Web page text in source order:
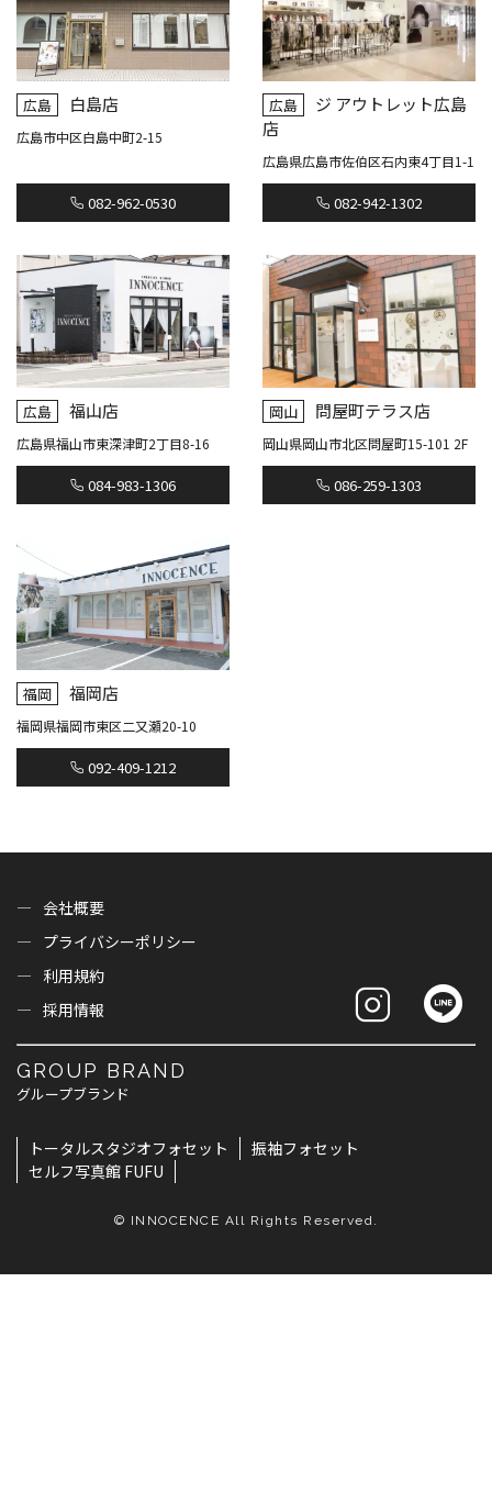
広島 白島店
広島市中区白島中町2-15
082-962-0530
広島
ジ アウトレット広島
店
広島県広島市佐伯区石内東4丁目1-1
082-942-1302
広島 福山店
広島県福山市東深津町2丁目8-16
084-983-1306
岡山 問屋町テラス店
岡山県岡山市北区問屋町15-101 2F
086-259-1303
福岡 福岡店
福岡県福岡市東区二又瀬20-10
092-409-1212
会社概要
プライバシーポリシー
利用規約
採用情報
GROUP BRAND
グループブランド
トータルスタジオフォセット
振袖フォセット
セルフ写真館 FUFU
© INNOCENCE All Rights Reserved.